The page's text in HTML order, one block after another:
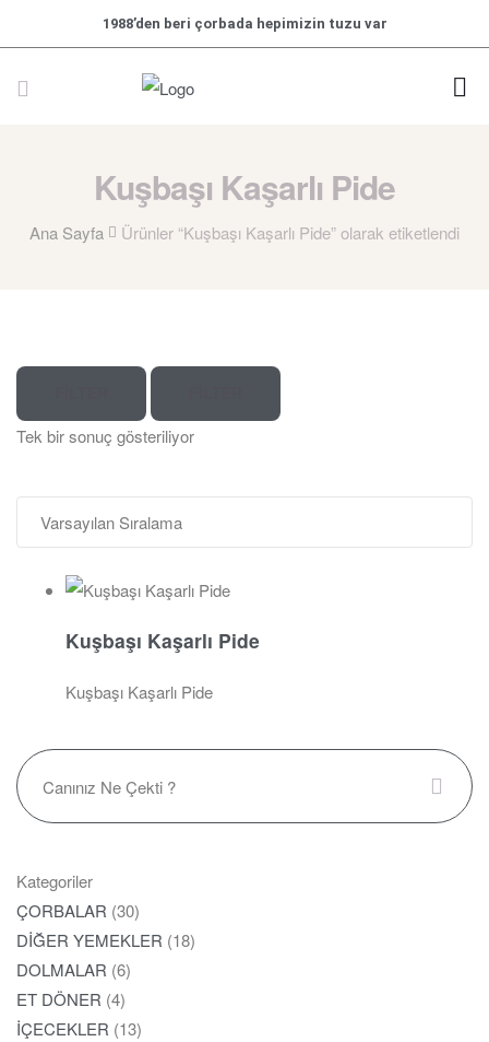
1988’den beri çorbada hepimizin tuzu var
Kuşbaşı Kaşarlı Pide
Ana Sayfa Ürünler “Kuşbaşı Kaşarlı Pide” olarak etiketlendi
Tek bir sonuç gösteriliyor
Kuşbaşı Kaşarlı Pide
Kuşbaşı Kaşarlı Pide
Kategoriler
ÇORBALAR (30)
DİĞER YEMEKLER (18)
DOLMALAR (6)
ET DÖNER (4)
İÇECEKLER (13)